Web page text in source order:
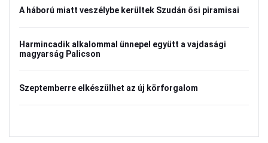
A háború miatt veszélybe kerültek Szudán ősi piramisai
Harmincadik alkalommal ünnepel együtt a vajdasági
magyarság Palicson
Szeptemberre elkészülhet az új körforgalom